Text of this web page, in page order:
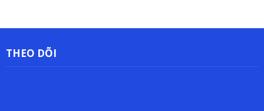
THEO DÕI